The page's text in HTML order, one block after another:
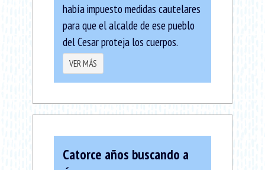
había impuesto medidas cautelares
para que el alcalde de ese pueblo
del Cesar proteja los cuerpos.
VER MÁS
Catorce años buscando a